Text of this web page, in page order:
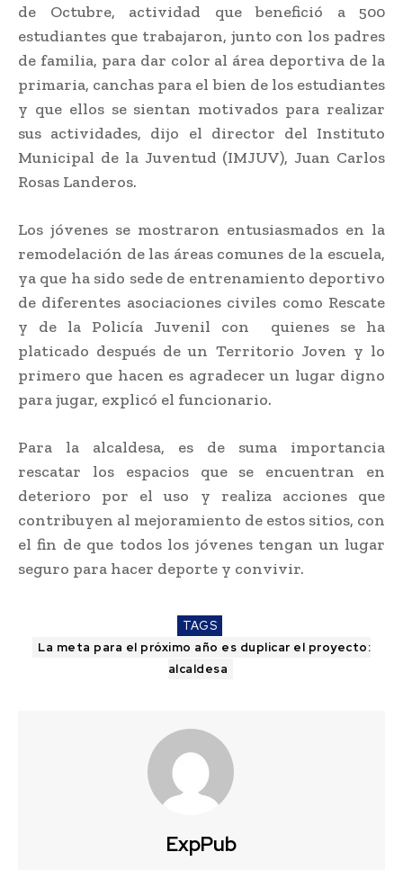
de Octubre, actividad que benefició a 500
estudiantes que trabajaron, junto con los padres
de familia, para dar color al área deportiva de la
primaria, canchas para el bien de los estudiantes
y que ellos se sientan motivados para realizar
sus actividades, dijo el director del Instituto
Municipal de la Juventud (IMJUV), Juan Carlos
Rosas Landeros.
Los jóvenes se mostraron entusiasmados en la
remodelación de las áreas comunes de la escuela,
ya que ha sido sede de entrenamiento deportivo
de diferentes asociaciones civiles como Rescate
y de la Policía Juvenil con quienes se ha
platicado después de un Territorio Joven y lo
primero que hacen es agradecer un lugar digno
para jugar, explicó el funcionario.
Para la alcaldesa, es de suma importancia
rescatar los espacios que se encuentran en
deterioro por el uso y realiza acciones que
contribuyen al mejoramiento de estos sitios, con
el fin de que todos los jóvenes tengan un lugar
seguro para hacer deporte y convivir.
TAGS
La meta para el próximo año es duplicar el proyecto:
alcaldesa
ExpPub